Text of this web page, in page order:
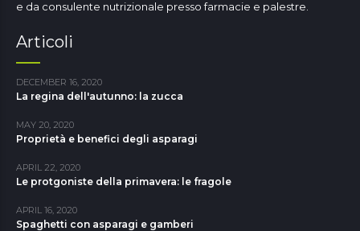
e da consulente nutrizionale presso farmacie e palestre.
Articoli
DECEMBER 16, 2020
La regina dell'autunno: la zucca
MAY 20, 2020
Proprietà e benefici degli asparagi
APRIL 22, 2020
Le protgoniste della primavera: le fragole
APRIL 16, 2020
Spaghetti con asparagi e gamberi